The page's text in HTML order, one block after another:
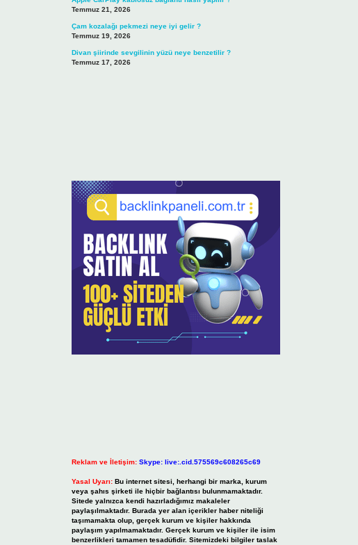
Temmuz 21, 2026
Çam kozalağı pekmezi neye iyi gelir ?
Temmuz 19, 2026
Divan şiirinde sevgilinin yüzü neye benzetilir ?
Temmuz 17, 2026
Reklam ve İletişim: Skype: live:.cid.575569c608265c69
Yasal Uyarı: Bu internet sitesi, herhangi bir marka, kurum
veya şahıs şirketi ile hiçbir bağlantısı bulunmamaktadır.
Sitede yalnızca kendi hazırladığımız makaleler
paylaşılmaktadır. Burada yer alan içerikler haber niteliği
taşımamakta olup, gerçek kurum ve kişiler hakkında
paylaşım yapılmamaktadır. Gerçek kurum ve kişiler ile isim
benzerlikleri tamamen tesadüfidir. Sitemizdeki bilgiler taslak